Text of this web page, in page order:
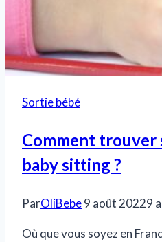
Sortie bébé
Comment trouver
baby sitting ?
ParOliBebe9 août 20229
Où que vous soyez en